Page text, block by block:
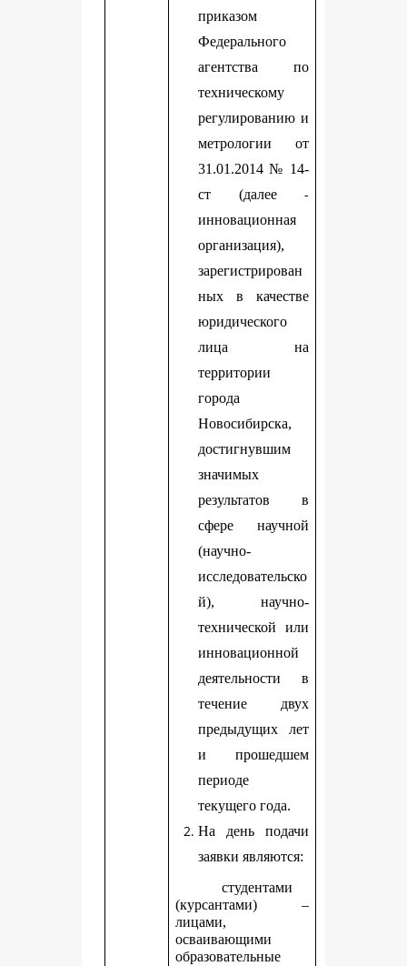
приказом
Федерального
агентства по
техническому
регулированию и
метрологии от
31.01.2014 № 14-
ст (далее -
инновационная
организация),
зарегистрирован
ных в качестве
юридического
лица на
территории
города
Новосибирска,
достигнувшим
значимых
результатов в
сфере научной
(научно-
исследовательско
й), научно-
технической или
инновационной
деятельности в
течение двух
предыдущих лет
и прошедшем
периоде
текущего года.
На день подачи
заявки являются:
студентами
(курсантами) –
лицами,
осваивающими
образовательные